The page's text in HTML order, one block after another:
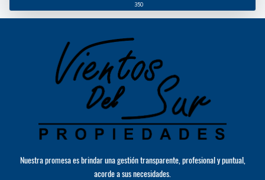
350
Nuestra promesa es brindar una gestión transparente, profesional y puntual,
acorde a sus necesidades.